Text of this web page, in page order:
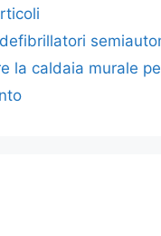
la caldaia murale